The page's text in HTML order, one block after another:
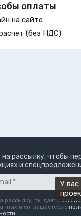
оплаты
на сайте
(без НДС)
рассылку, чтобы
и
рассылку, вы даете
и соглашаетесь c
У